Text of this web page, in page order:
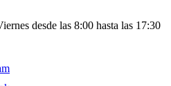
desde las 8:00 hasta las 17:30